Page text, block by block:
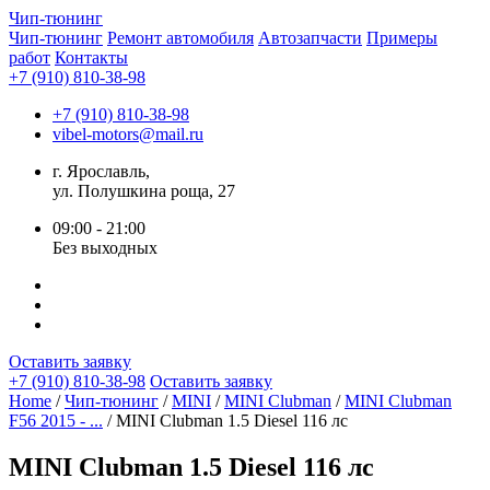
Чип-тюнинг
Чип-тюнинг Ремонт автомобиля Автозапчасти Примеры
работ Контакты
+7 (910) 810-38-98
+7 (910) 810-38-98
vibel-motors@mail.ru
г. Ярославль,
ул. Полушкина роща, 27
09:00 - 21:00
Без выходных
Оставить заявку
+7 (910) 810-38-98 Оставить заявку
Home /Чип-тюнинг /MINI /MINI Clubman /MINI Clubman
F56 2015 - ... / MINI Clubman 1.5 Diesel 116 лс
MINI Clubman 1.5 Diesel 116 лс